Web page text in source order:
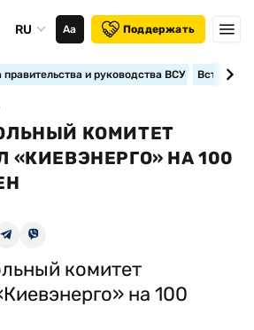
RU Аа Поддержать
правительства и руководства ВСУ
КОМИТЕТ
НА 100